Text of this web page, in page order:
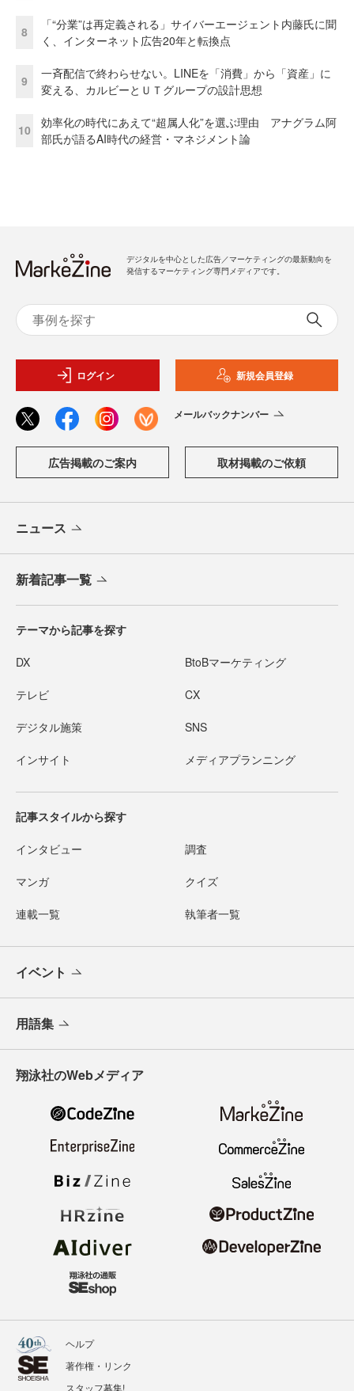
8
「“分業”は再定義される」サイバーエージェント内藤氏に聞
く、インターネット広告20年と転換点
9
一斉配信で終わらせない。LINEを「消費」から「資産」に
変える、カルビーとＵＴグループの設計思想
10
効率化の時代にあえて“超属人化”を選ぶ理由 アナグラム阿
部氏が語るAI時代の経営・マネジメント論
デジタルを中心とした広告／マーケティングの最新動向を
発信するマーケティング専門メディアです。
ログイン 新規会員登録
メールバックナンバー
広告掲載のご案内 取材掲載のご依頼
ニュース
新着記事一覧
テーマから記事を探す
DX BtoBマーケティング
テレビ CX
デジタル施策 SNS
インサイト メディアプランニング
記事スタイルから探す
インタビュー 調査
マンガ クイズ
連載一覧 執筆者一覧
イベント
用語集
翔泳社のWebメディア
ヘルプ
著作権・リンク
スタッフ募集!